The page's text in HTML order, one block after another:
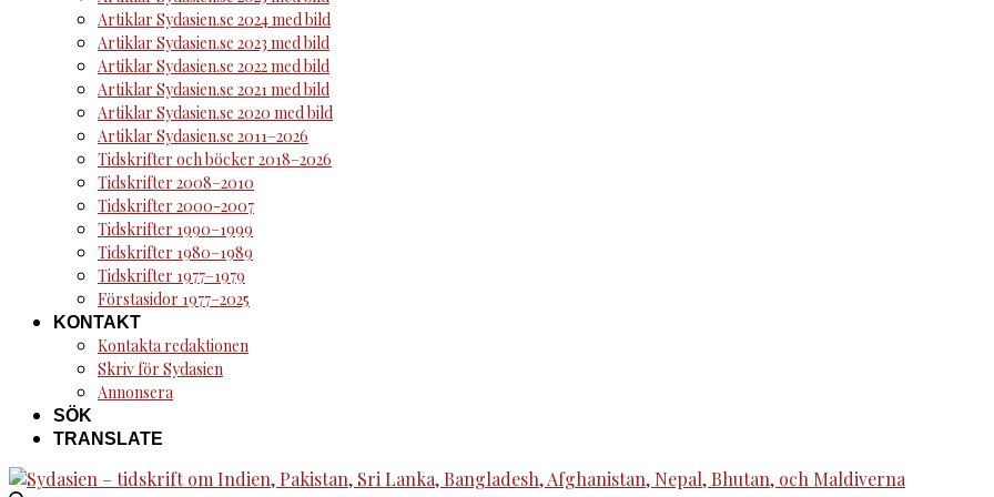
Artiklar Sydasien.se 2024 med bild
Artiklar Sydasien.se 2023 med bild
Artiklar Sydasien.se 2022 med bild
Artiklar Sydasien.se 2021 med bild
Artiklar Sydasien.se 2020 med bild
Artiklar Sydasien.se 2011–2026
Tidskrifter och böcker 2018–2026
Tidskrifter 2008–2010
Tidskrifter 2000-2007
Tidskrifter 1990–1999
Tidskrifter 1980–1989
Tidskrifter 1977–1979
Förstasidor 1977–2025
KONTAKT
Kontakta redaktionen
Skriv för Sydasien
Annonsera
SÖK
TRANSLATE